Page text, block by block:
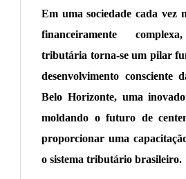
Em uma sociedade cada vez
financeiramente
tributária torna-se um pilar
desenvolvimento consciente
Belo Horizonte, uma
moldando o futuro de
proporcionar uma
o sistema tributário brasileiro.